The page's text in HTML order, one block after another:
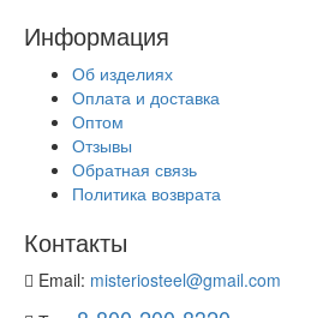
Информация
Об изделиях
Оплата и доставка
Оптом
Отзывы
Обратная связь
Политика возврата
Контакты
Email: misteriosteel@gmail.com